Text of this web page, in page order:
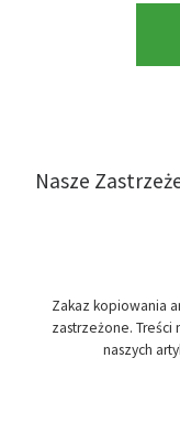
Nasze
Zakaz kopiowania
zastrzeżone. Treści
naszych